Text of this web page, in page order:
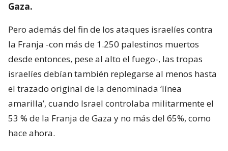
Gaza.
Pero además del fin de los ataques israelíes contra
la Franja -con más de 1.250 palestinos muertos
desde entonces, pese al alto el fuego-, las tropas
israelíes debían también replegarse al menos hasta
el trazado original de la denominada ‘línea
amarilla’, cuando Israel controlaba militarmente el
53 % de la Franja de Gaza y no más del 65%, como
hace ahora.